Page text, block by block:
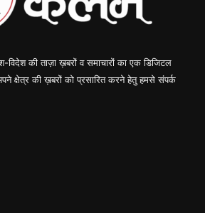
की ताज़ा ख़बरों व समाचारों का एक डिजिटल
क्षेत्र की ख़बरों को प्रसारित करने हेतु हमसे संपर्क